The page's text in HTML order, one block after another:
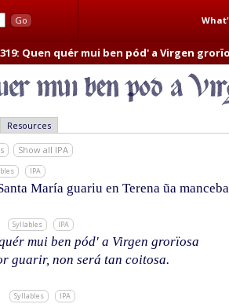
Go
: Quen quér mui ben pód' a Virgen
Resources
Show all IPA
IPA
María guariu en Terena ũa
Syllables IPA
mui ben pód' a Virgen grorïosa
guarir, non será tan coitosa.
Syllables IPA